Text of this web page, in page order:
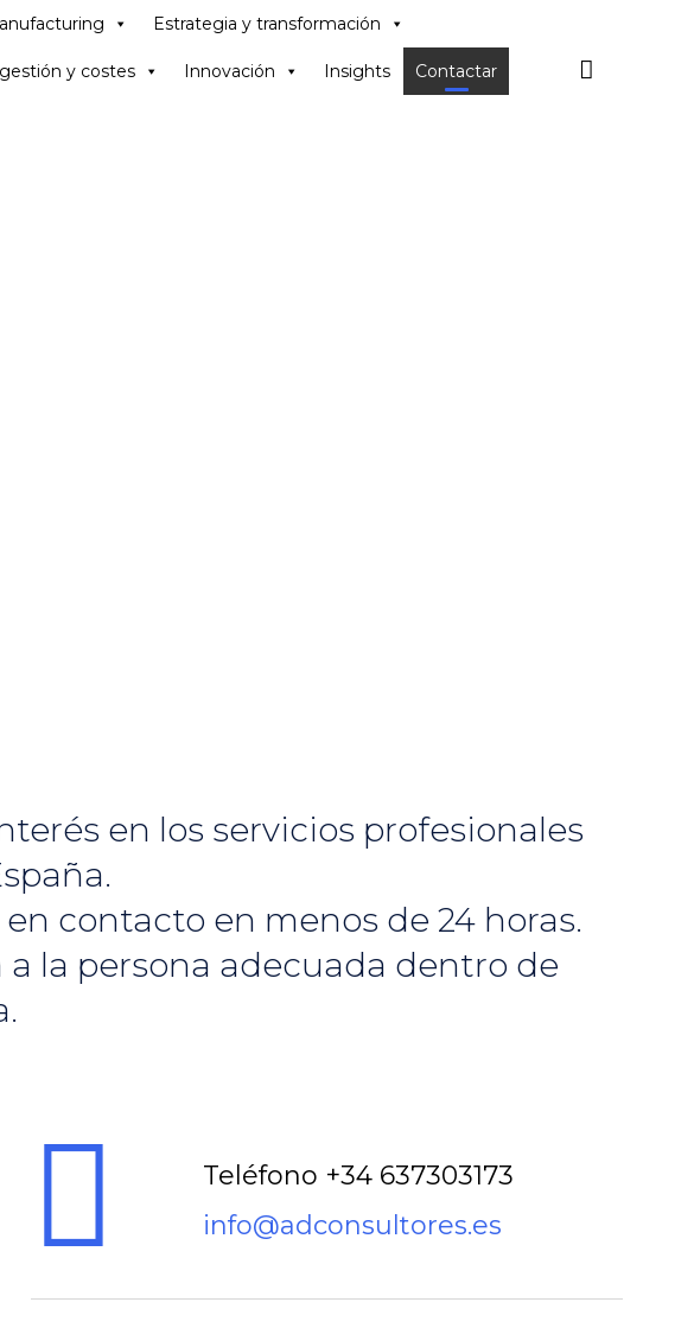
content
Estrategia y transformación
y costes Innovación Insights Contactar 
en los servicios profesionales
contacto en menos de 24 horas.
la persona adecuada dentro de
Teléfono +34 637303173
info@adconsultores.es